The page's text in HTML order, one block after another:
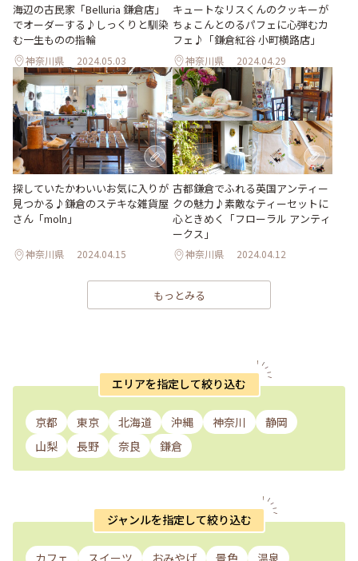
海辺の古民家「Belluria 鎌倉店」
でオーダーする♪しっくりと馴染
む一生ものの指輪
神奈川県 2024.05.03
キュートなリスくんのクッキーが
ちょこんとのるパフェに心弾むカ
フェ♪「鎌倉紅谷 小町横路店」
神奈川県 2024.04.29
探していたかわいいお気に入りが
見つかる♪鎌倉のステキな雑貨屋
さん「moln」
神奈川県 2024.04.15
古都鎌倉でふれる英国アンティー
クの魅力♪素敵なティーセットに
心ときめく「フローラル アンティ
ークス」
神奈川県 2024.04.12
もっとみる
エリアを指定して絞り込む
京都 東京 北海道 沖縄 神奈川
静岡
山梨
長野 奈良 鎌倉
ジャンルを指定して絞り込む
カフェ スイーツ おみやげ 景色 温泉